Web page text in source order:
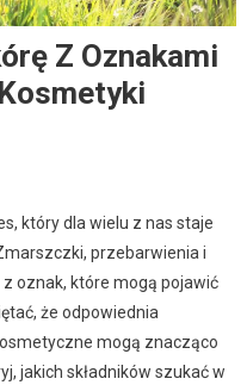
Z Oznakami
który dla wielu z nas staje
przebarwienia i
oznak, które mogą pojawić
że odpowiednia
mogą znacząco
jakich składników szukać w